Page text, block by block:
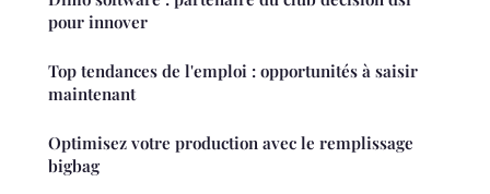
pour innover
Top tendances de l'emploi : opportunités à saisir
maintenant
Optimisez votre production avec le remplissage
bigbag